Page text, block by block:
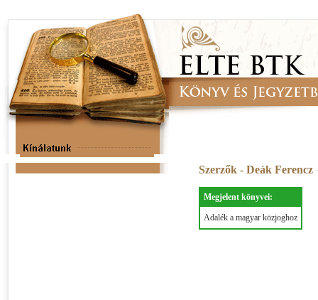
Szerzők - Deák Ferencz
Megjelent könyvei:
Adalék a magyar közjoghoz